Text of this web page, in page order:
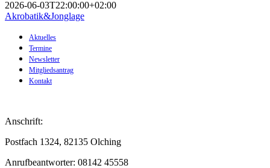
2026-06-03T22:00:00+02:00
Akrobatik&Jonglage
Aktuelles
Termine
Newsletter
Mitgliedsantrag
Kontakt
Anschrift:
Postfach 1324, 82135 Olching
Anrufbeantworter: 08142 45558